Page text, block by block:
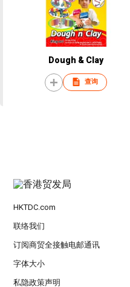
Dough & Clay
查询
HKTDC.com
联络我们
订阅商贸全接触电邮通讯
字体大小
私隐政策声明